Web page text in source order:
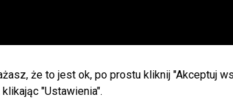
w Olszynie i w Hadrze oraz oddział dla
placówek w Herbach (ul. Lubliniecka) i w
urlopami pracowników godziny otwarcia
że to jest ok, po prostu kliknij "Akceptuj
"Ustawienia".